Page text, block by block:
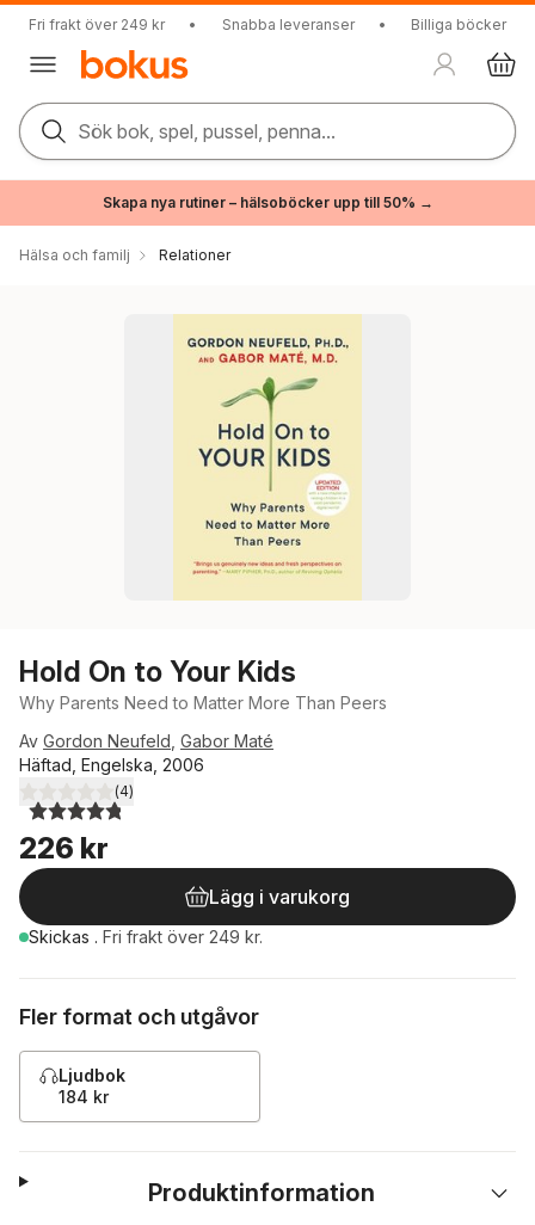
Fri frakt över 249 kr • Snabba leveranser • Billiga böcker
Sök bok, spel, pussel, penna...
Skapa nya rutiner – hälsoböcker upp till 50% →
Hälsa och familj Relationer
Hold On to Your Kids
Why Parents Need to Matter More Than Peers
Av Gordon Neufeld Gabor Maté
Häftad, Engelska, 2006
4,8utav 5 stjärnor. Totalt antal röster:
(4)
226 kr
Lägg i varukorg
Skickas . Fri frakt över 249 kr.
Fler format och utgåvor
Ljudbok
184 kr
Produktinformation